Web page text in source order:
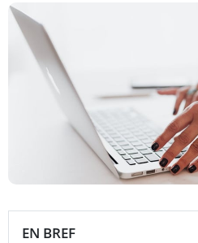
EN BREF